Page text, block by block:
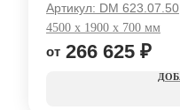
Артикул: DM 623.07.50
4500 x 1900 x 700 мм
266 625 ₽